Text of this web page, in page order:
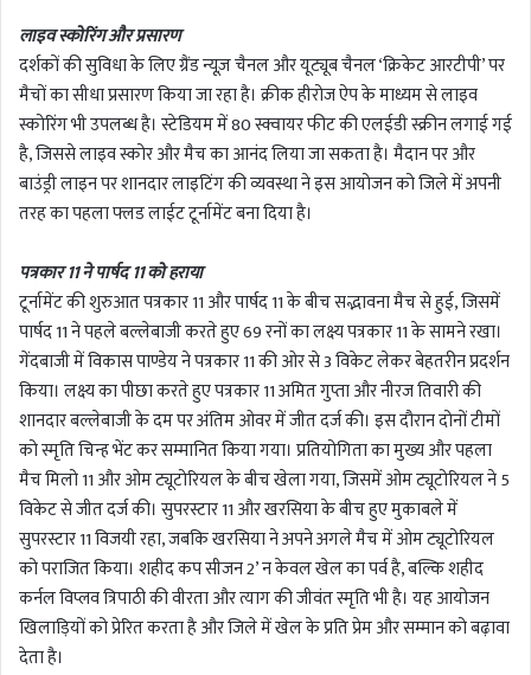
लाइव स्कोरिंग और प्रसारण
दर्शकों की सुविधा के लिए ग्रैंड न्यूज़ चैनल और यूट्यूब चैनल ‘क्रिकेट आरटीपी’ पर
मैचों का सीधा प्रसारण किया जा रहा है। क्रीक हीरोज ऐप के माध्यम से लाइव
स्कोरिंग भी उपलब्ध है। स्टेडियम में 80 स्क्वायर फीट की एलईडी स्क्रीन लगाई गई
है, जिससे लाइव स्कोर और मैच का आनंद लिया जा सकता है। मैदान पर और
बाउंड्री लाइन पर शानदार लाइटिंग की व्यवस्था ने इस आयोजन को जिले में अपनी
तरह का पहला फ्लड लाईट टूर्नामेंट बना दिया है।
पत्रकार 11 ने पार्षद 11 को हराया
टूर्नामेंट की शुरुआत पत्रकार 11 और पार्षद 11 के बीच सद्भावना मैच से हुई, जिसमें
पार्षद 11 ने पहले बल्लेबाजी करते हुए 69 रनों का लक्ष्य पत्रकार 11 के सामने रखा।
गेंदबाजी में विकास पाण्डेय ने पत्रकार 11 की ओर से 3 विकेट लेकर बेहतरीन प्रदर्शन
किया। लक्ष्य का पीछा करते हुए पत्रकार 11 अमित गुप्ता और नीरज तिवारी की
शानदार बल्लेबाजी के दम पर अंतिम ओवर में जीत दर्ज की। इस दौरान दोनों टीमों
को स्मृति चिन्ह भेंट कर सम्मानित किया गया। प्रतियोगिता का मुख्य और पहला
मैच मिलो 11 और ओम ट्यूटोरियल के बीच खेला गया, जिसमें ओम ट्यूटोरियल ने 5
विकेट से जीत दर्ज की। सुपरस्टार 11 और खरसिया के बीच हुए मुकाबले में
सुपरस्टार 11 विजयी रहा, जबकि खरसिया ने अपने अगले मैच में ओम ट्यूटोरियल
को पराजित किया। शहीद कप सीजन 2’ न केवल खेल का पर्व है, बल्कि शहीद
कर्नल विप्लव त्रिपाठी की वीरता और त्याग की जीवंत स्मृति भी है। यह आयोजन
खिलाड़ियों को प्रेरित करता है और जिले में खेल के प्रति प्रेम और सम्मान को बढ़ावा
देता है।